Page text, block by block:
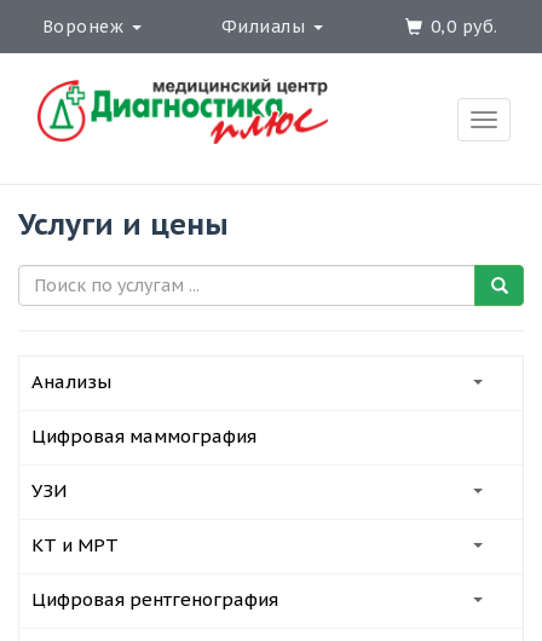
Воронеж Филиалы 0,0 руб.
Toggle
Услуги и цены
Анализы
Цифровая маммография
УЗИ
КТ и МРТ
Цифровая рентгенография